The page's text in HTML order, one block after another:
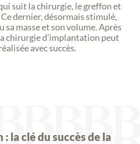
suit la chirurgie, le greffon et
dernier, désormais stimulé,
sa masse et son volume. Après
chirurgie d’implantation peut
avec succès.
: la clé du succès de la